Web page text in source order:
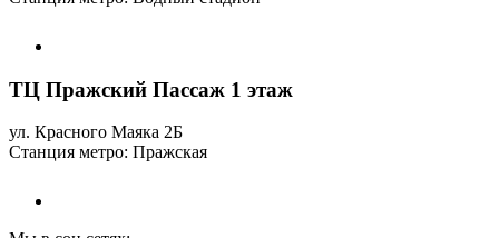
ТЦ Пражский Пассаж 1 этаж
ул. Красного Маяка 2Б
Станция метро: Пражская